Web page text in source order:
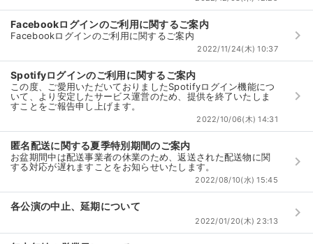
Facebookログインのご利用に関するご案内
Facebookログインのご利用に関するご案内
2022/11/24(木) 10:37
keyboard_arrow_right
Spotifyログインのご利用に関するご案内
この度、ご愛用いただいておりましたSpotifyログイン機能につ
いて、より安定したサービス運営のため、提供を終了いたしま
すことをご報告申し上げます。
2022/10/06(木) 14:31
keyboard_arrow_right
匿名配送に関する夏季特別期間のご案内
お盆期間中は配送事業者の休業のため、返送された配送物に関
する対応が遅れますことをお知らせいたします。
2022/08/10(水) 15:45
keyboard_arrow_right
各公演の中止、延期について
2022/01/20(木) 23:13 keyboard_arrow_right